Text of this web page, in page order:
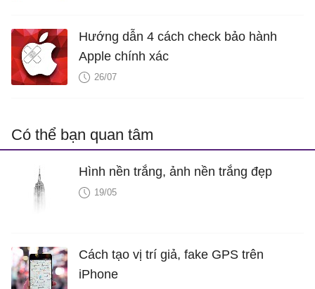
Hướng dẫn 4 cách check bảo hành
Apple chính xác
26/07
Có thể bạn quan tâm
Hình nền trắng, ảnh nền trắng đẹp
19/05
Cách tạo vị trí giả, fake GPS trên
iPhone